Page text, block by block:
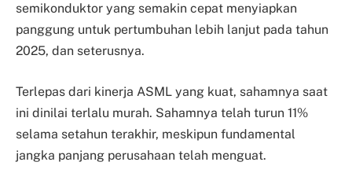
semikonduktor yang semakin cepat menyiapkan
panggung untuk pertumbuhan lebih lanjut pada tahun
2025, dan seterusnya.
Terlepas dari kinerja ASML yang kuat, sahamnya saat
ini dinilai terlalu murah. Sahamnya telah turun 11%
selama setahun terakhir, meskipun fundamental
jangka panjang perusahaan telah menguat.